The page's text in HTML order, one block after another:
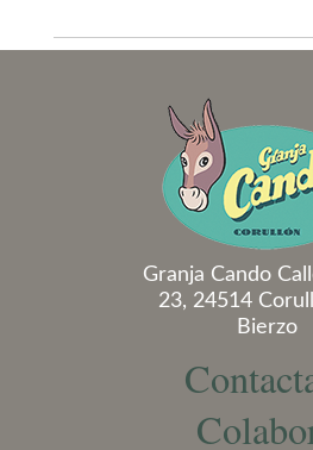
Granja Cando
23, 24514
Bierzo